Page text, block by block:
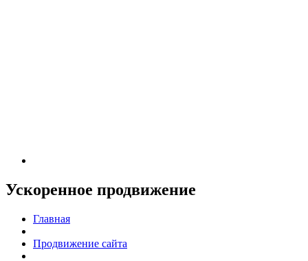
Ускоренное продвижение
Главная
Продвижение сайта